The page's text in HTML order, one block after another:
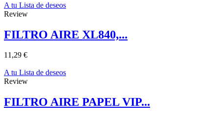
A tu Lista de deseos
Review
FILTRO AIRE XL840,...
11,29 €
A tu Lista de deseos
Review
FILTRO AIRE PAPEL VIP...